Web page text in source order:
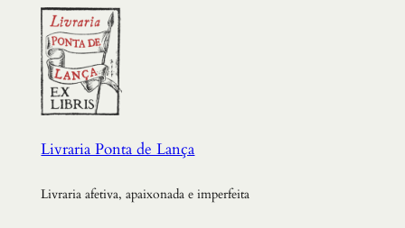
Livraria Ponta de Lança
Livraria afetiva, apaixonada e imperfeita